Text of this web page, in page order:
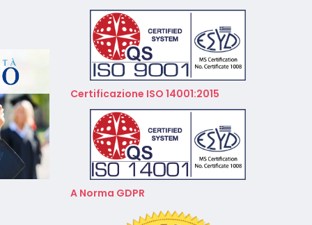
Calendario Corsi
Videoconferenza Marzo –
Aprile 2026
Calendario Corsi
Videoconferenza Gennaio –
Febbraio 2026
Certificazione ISO 14001:2015
A Norma GDPR